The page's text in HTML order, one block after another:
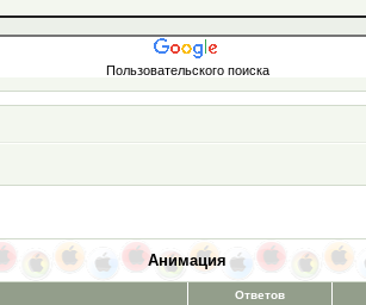
Пользовательского поиска
Анимация
Ответов